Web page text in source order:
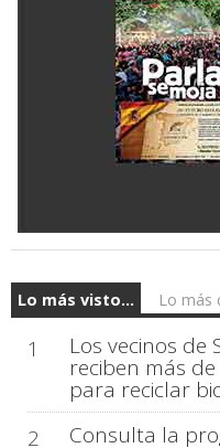
Lo más visto... Lo más
1 Los vecinos de
reciben más
para reciclar
2
Consulta la